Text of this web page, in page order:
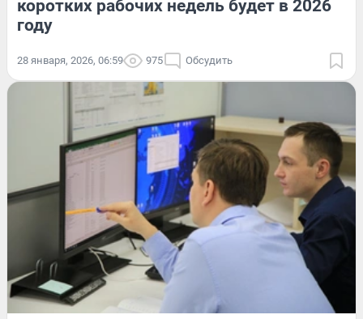
коротких рабочих недель будет в 2026
году
28 января, 2026, 06:59 975 Обсудить